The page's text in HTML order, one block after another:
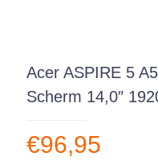
Acer ASPIRE 5
Scherm 14,0″
€96,95